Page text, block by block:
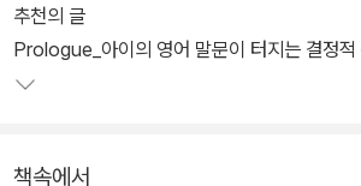
미국 공인 언어발달 전문가로 전 세계 부모들
첫 엄마표 영어책. 미국에서 엄마로 두 아이를
발달이 느린 아이들을 가르치며 쌓아온 노하우
낸 경험이 있다 보니 말이 느린 아이를 키우는
추천의 글
Prologue_아이의 영어 말문이 터지는 결정적
책속에서